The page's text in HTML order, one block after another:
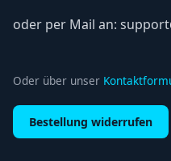
oder per Mail an:
Oder über unser
Bestellung widerrufen